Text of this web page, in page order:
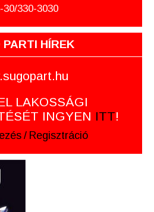
30/330-3030
PARTI HÍREK
LAKOSSÁGI
INGYEN ITT!
/ Regisztráció